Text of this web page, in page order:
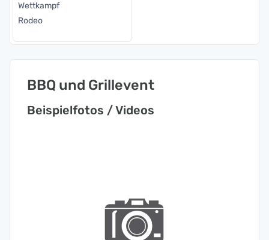
Wettkampf
Rodeo
BBQ und Grillevent
Beispielfotos / Videos